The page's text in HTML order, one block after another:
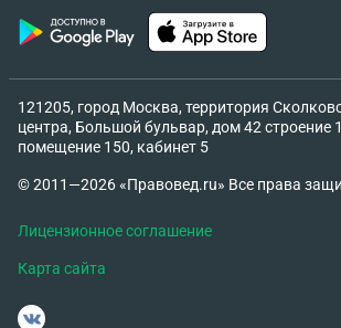
121205, город Москва, территория
центра, Большой бульвар, дом 42 строение
помещение 150, кабинет 5
© 2011—2026 «Правовед.ru» Все права
Лицензионное соглашение
Карта сайта